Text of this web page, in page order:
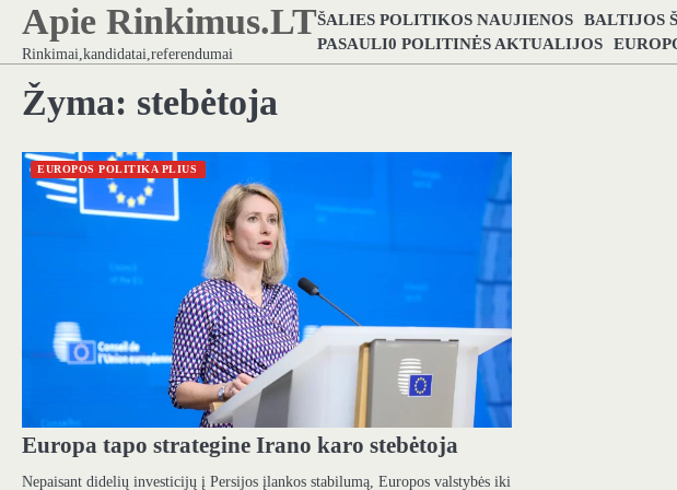
Skip
content
Apie Rinkimus.LT
Rinkimai,kandidatai,referendumai
ŠALIES POLITIKOS NAUJIENOS BALTIJOS
PASAULI0 POLITINĖS AKTUALIJOS
Žyma: stebėtoja
EUROPOS POLITIKA PLIUS
Europa tapo strategine Irano karo stebėtoja
Nepaisant didelių investicijų į Persijos įlankos stabilumą, Europos valstybės iki